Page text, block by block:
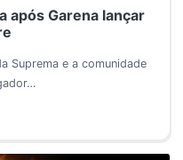
após Garena lançar
Suprema e a comunidade